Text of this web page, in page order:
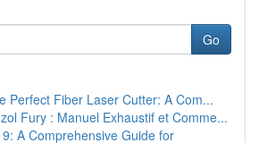
Go
Perfect Fiber Laser Cutter: A Com...
Fury : Manuel Exhaustif et Comme...
A Comprehensive Guide for